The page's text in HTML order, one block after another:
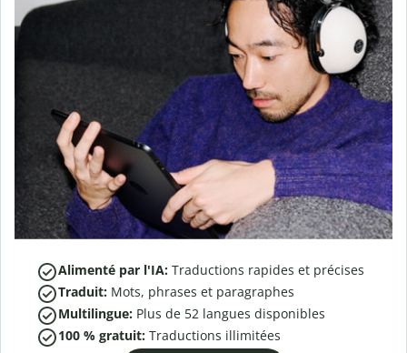
Alimenté par l'IA: Traductions rapides et précises
Traduit: Mots, phrases et paragraphes
Multilingue: Plus de 52 langues disponibles
100 % gratuit: Traductions illimitées